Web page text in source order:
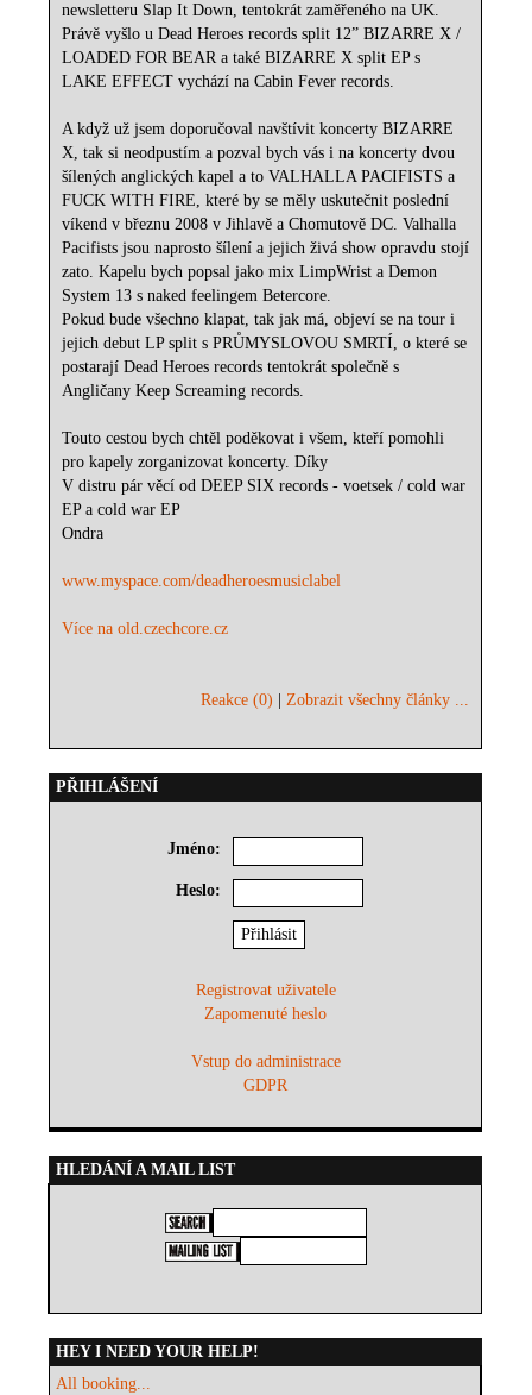
newsletteru Slap It Down, tentokrát zaměřeného na UK.
Právě vyšlo u Dead Heroes records split 12” BIZARRE X /
LOADED FOR BEAR a také BIZARRE X split EP s
LAKE EFFECT vychází na Cabin Fever records.
A když už jsem doporučoval navštívit koncerty BIZARRE
X, tak si neodpustím a pozval bych vás i na koncerty dvou
šílených anglických kapel a to VALHALLA PACIFISTS a
FUCK WITH FIRE, které by se měly uskutečnit poslední
víkend v březnu 2008 v Jihlavě a Chomutově DC. Valhalla
Pacifists jsou naprosto šílení a jejich živá show opravdu stojí
zato. Kapelu bych popsal jako mix LimpWrist a Demon
System 13 s naked feelingem Betercore.
Pokud bude všechno klapat, tak jak má, objeví se na tour i
jejich debut LP split s PRŮMYSLOVOU SMRTÍ, o které se
postarají Dead Heroes records tentokrát společně s
Angličany Keep Screaming records.
Touto cestou bych chtěl poděkovat i všem, kteří pomohli
pro kapely zorganizovat koncerty. Díky
V distru pár věcí od DEEP SIX records - voetsek / cold war
EP a cold war EP
Ondra
www.myspace.com/deadheroesmusiclabel
Více na old.czechcore.cz
Reakce (0) |Zobrazit všechny články ...
PŘIHLÁŠENÍ
Jméno:
Heslo:
Registrovat uživatele
Zapomenuté heslo
Vstup do administrace
GDPR
HLEDÁNÍ A MAIL LIST
HEY I NEED YOUR HELP!
All booking...